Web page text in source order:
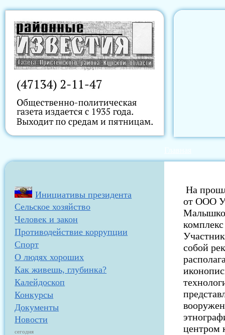
Инициативы президента
Сельское хозяйство
Человек и закон
Противодействие коррупции
Спорт
О людях хороших
Как живешь, глубинка?
Калейдоскоп
Конкурсы
Документы
Новости
сегодня
На
от ООО
Малышко
собой
центром